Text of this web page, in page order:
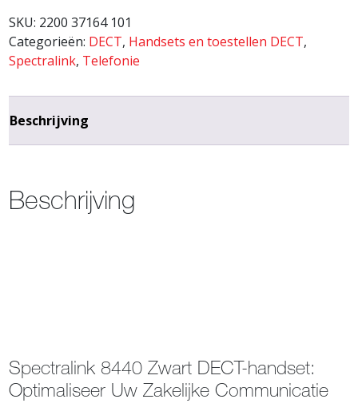
SKU: 2200 37164 101
Categorieën: DECT, Handsets en toestellen DECT,
Spectralink, Telefonie
Beschrijving
Beschrijving
Spectralink 8440 Zwart DECT-handset:
Optimaliseer Uw Zakelijke Communicatie